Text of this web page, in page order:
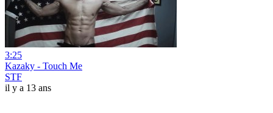
3:25
Kazaky - Touch Me
STF
il y a 13 ans